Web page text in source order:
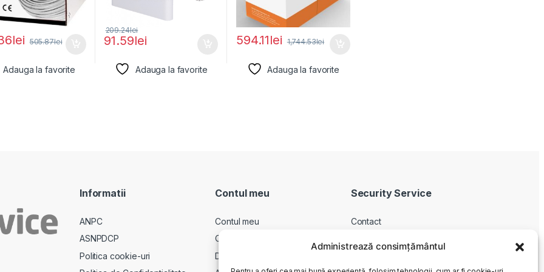
Administrează consimțământul
lei 505.87lei
Adauga la favorite
91.59lei
209.24lei
Adauga la favorite
594.11lei 1,744.53lei
Adauga la favorite
Informatii
ANPC
ASNPDCP
Politica cookie-uri
Contul meu
Contul meu
Comenzi
Descarcari
Security Service
Contact